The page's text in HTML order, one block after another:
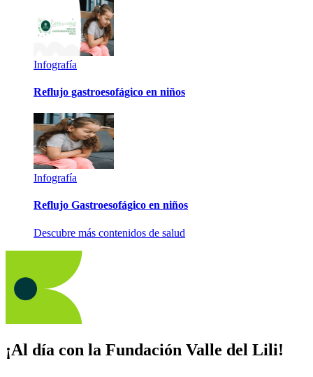
Infografía
Reflujo gastroesofágico en niños
Infografía
Reflujo Gastroesofágico en niños
Descubre más contenidos de salud
¡Al día con la Fundación Valle del Lili!